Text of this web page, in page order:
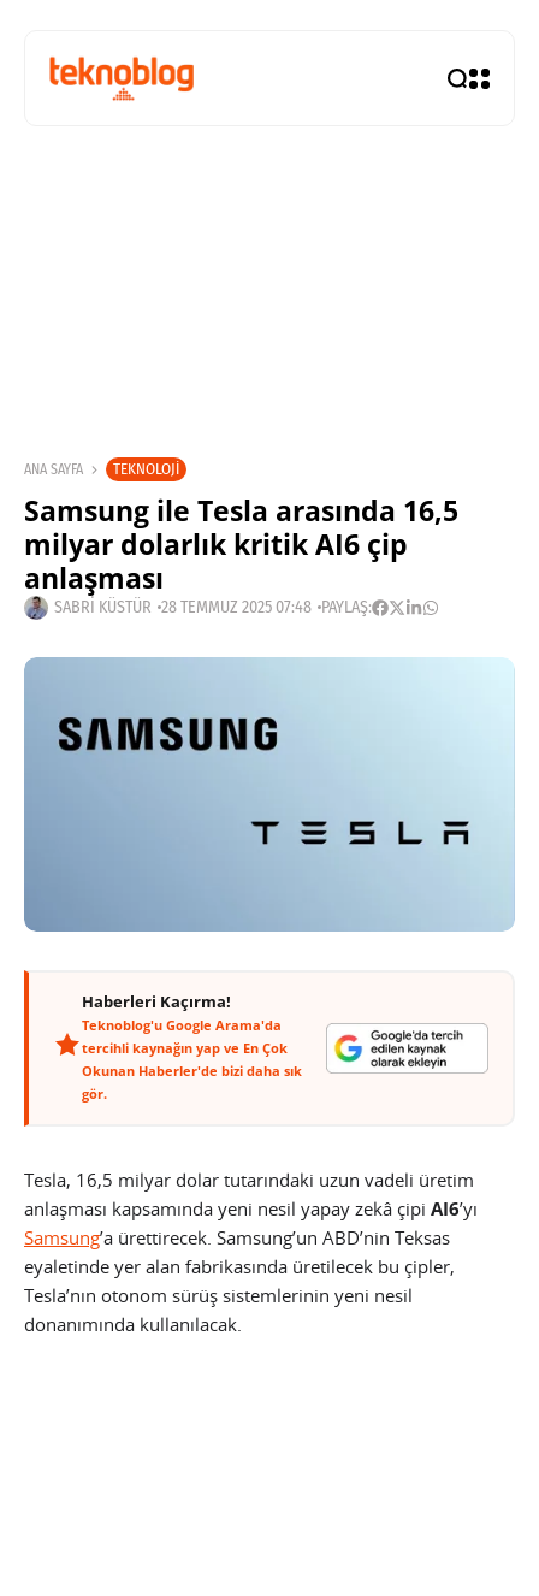
ANA SAYFA TEKNOLOJI
Samsung ile Tesla arasında 16,5
milyar dolarlık kritik AI6 çip
anlaşması
SABRI KÜSTÜR 28 TEMMUZ 2025 07:48 PAYLAŞ:
Haberleri Kaçırma!
Teknoblog'u Google Arama'da
tercihli kaynağın yap ve En Çok
Okunan Haberler'de bizi daha sık
gör.
Tesla, 16,5 milyar dolar tutarındaki uzun vadeli üretim
anlaşması kapsamında yeni nesil yapay zekâ çipi AI6’yı
Samsung’a ürettirecek. Samsung’un ABD’nin Teksas
eyaletinde yer alan fabrikasında üretilecek bu çipler,
Tesla’nın otonom sürüş sistemlerinin yeni nesil
donanımında kullanılacak.